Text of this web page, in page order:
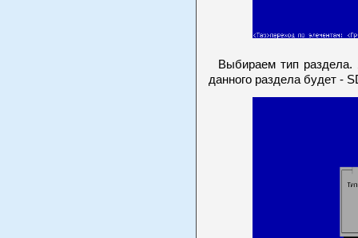
Выбираем тип раздела.
данного раздела будет -